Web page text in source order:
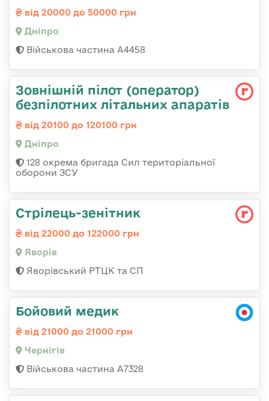
від 20000 до 50000 грн
Дніпро
Військова частина А4458
Зовнішній пілот (оператор)
безпілотних літальних апаратів
від 20100 до 120100 грн
Дніпро
128 окрема бригада Сил територіальної
оборони ЗСУ
Стрілець-зенітник
від 22000 до 122000 грн
Яворів
Яворівський РТЦК та СП
Бойовий медик
від 21000 до 21000 грн
Чернігів
Військова частина А7328